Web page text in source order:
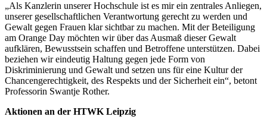
„Als Kanzlerin unserer Hochschule ist es mir ein zentrales Anliegen,
unserer gesellschaftlichen Verantwortung gerecht zu werden und
Gewalt gegen Frauen klar sichtbar zu machen. Mit der Beteiligung
am Orange Day möchten wir über das Ausmaß dieser Gewalt
aufklären, Bewusstsein schaffen und Betroffene unterstützen. Dabei
beziehen wir eindeutig Haltung gegen jede Form von
Diskriminierung und Gewalt und setzen uns für eine Kultur der
Chancengerechtigkeit, des Respekts und der Sicherheit ein“, betont
Professorin Swantje Rother.
Aktionen an der HTWK Leipzig